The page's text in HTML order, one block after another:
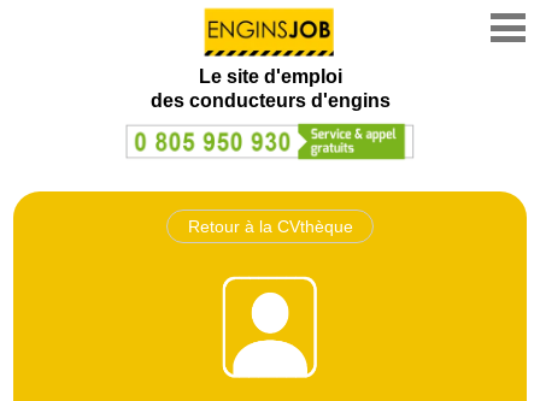
Le site d'emploi
des conducteurs d'engins
Retour à la CVthèque